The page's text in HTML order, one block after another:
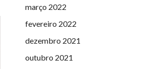
março 2022
fevereiro 2022
dezembro 2021
outubro 2021